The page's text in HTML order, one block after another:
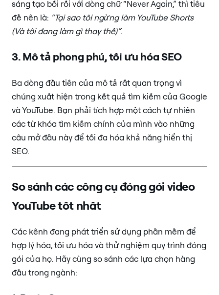
sáng tạo bối rối với dòng chữ “Never Again,” thì tiêu
đề nên là: “Tại sao tôi ngừng làm YouTube Shorts
(Và tôi đang làm gì thay thế)“.
3. Mô tả phong phú, tối ưu hóa SEO
Ba dòng đầu tiên của mô tả rất quan trọng vì
chúng xuất hiện trong kết quả tìm kiếm của Google
và YouTube. Bạn phải tích hợp một cách tự nhiên
các từ khóa tìm kiếm chính của mình vào những
câu mở đầu này để tối đa hóa khả năng hiển thị
SEO.
So sánh các công cụ đóng gói video
YouTube tốt nhất
Các kênh đang phát triển sử dụng phần mềm để
hợp lý hóa, tối ưu hóa và thử nghiệm quy trình đóng
gói của họ. Hãy cùng so sánh các lựa chọn hàng
đầu trong ngành: